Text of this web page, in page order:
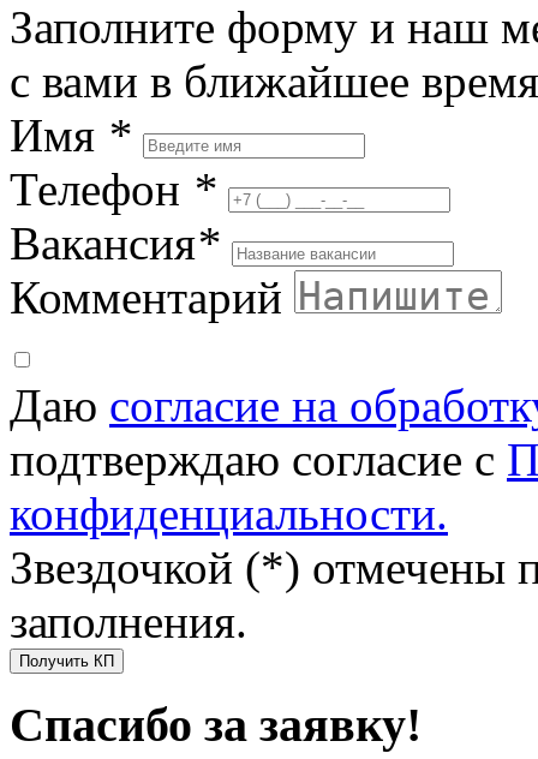
Заполните форму и наш
с вами в ближайшее время
Имя *
Телефон *
Вакансия*
Комментарий
Даю согласие на
подтверждаю согласие с
конфиденциальности.
Звездочкой (*) отмечены
заполнения.
Получить КП
Спасибо за заявку!